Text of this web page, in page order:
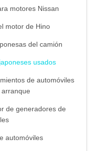
motores Nissan
motor de Hino
del camión
usados
de automóviles
de generadores de
automóviles